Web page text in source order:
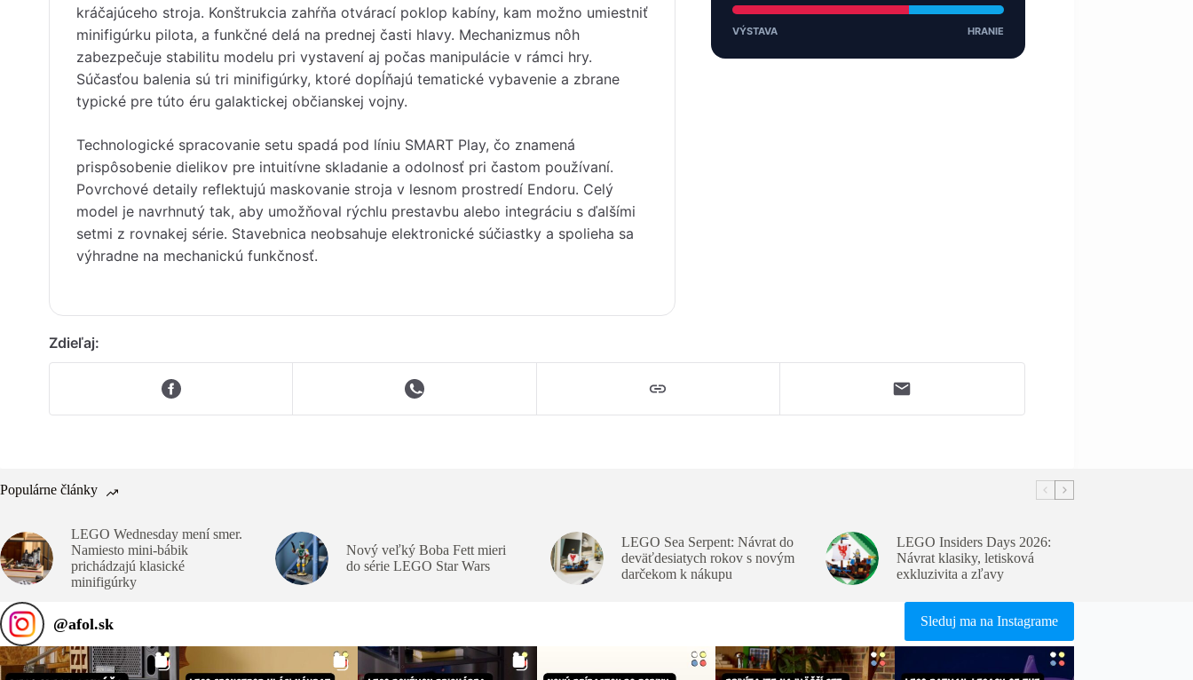
kráčajúceho stroja. Konštrukcia zahŕňa otvárací poklop kabíny, kam možno umiestniť
minifigúrku pilota, a funkčné delá na prednej časti hlavy. Mechanizmus nôh
zabezpečuje stabilitu modelu pri vystavení aj počas manipulácie v rámci hry.
Súčasťou balenia sú tri minifigúrky, ktoré dopĺňajú tematické vybavenie a zbrane
typické pre túto éru galaktickej občianskej vojny.
Technologické spracovanie setu spadá pod líniu SMART Play, čo znamená
prispôsobenie dielikov pre intuitívne skladanie a odolnosť pri častom používaní.
Povrchové detaily reflektujú maskovanie stroja v lesnom prostredí Endoru. Celý
model je navrhnutý tak, aby umožňoval rýchlu prestavbu alebo integráciu s ďalšími
setmi z rovnakej série. Stavebnica neobsahuje elektronické súčiastky a spolieha sa
výhradne na mechanickú funkčnosť.
VÝSTAVA HRANIE
Zdieľaj:
Populárne články
LEGO Wednesday mení smer.
Namiesto mini-bábik
prichádzajú klasické
minifigúrky
Nový veľký Boba Fett mieri
do série LEGO Star Wars
LEGO Sea Serpent: Návrat do
deväťdesiatych rokov s novým
darčekom k nákupu
LEGO Insiders Days 2026:
Návrat klasiky, letisková
exkluzivita a zľavy
@afol.sk Sleduj ma na Instagrame